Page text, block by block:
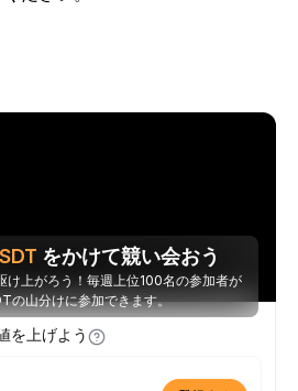
をかけて競い会おう
け上がろう！毎週上位100名の参加者が
の山分けに参加できます。
を上げよう